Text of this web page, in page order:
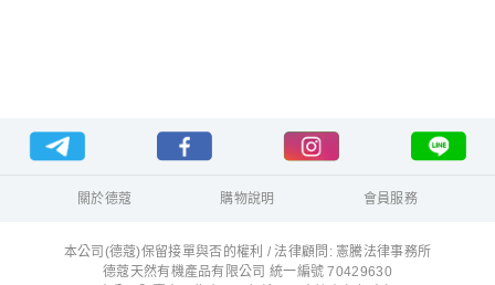
關於德蔻 購物說明 會員服務
本公司(德蔻)保留接單與否的權利 / 法律顧問: 憲騰法律事務所
德蔻天然有機產品有限公司 統一編號 70429630